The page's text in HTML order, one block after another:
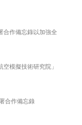
合作備忘錄以加強全
模擬技術研究院」
合作備忘錄